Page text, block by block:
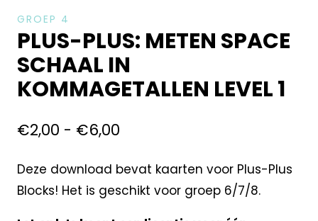
GROEP 4
PLUS-PLUS: METEN SPACE
SCHAAL IN
KOMMAGETALLEN LEVEL 1
€2,00 - €6,00
Deze download bevat kaarten voor Plus-Plus
Blocks! Het is geschikt voor groep 6/7/8.